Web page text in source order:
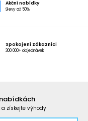
Akční nabídky
Slevy až 50%
Spokojení zákazníci
300 000+ objednávek
získejte výhody